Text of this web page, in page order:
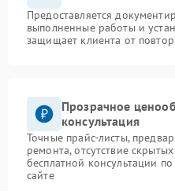
Предоставляется
выполненные работы и
защищает клиента от
Прозрачное
консультация
Точные прайс-листы,
ремонта, отсутствие
бесплатной консультации
сайте